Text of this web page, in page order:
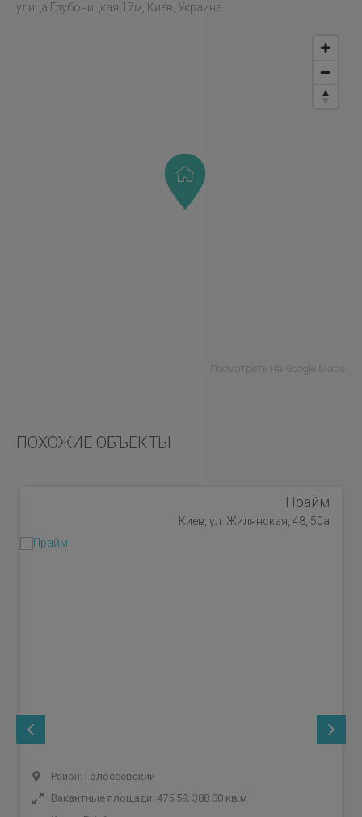
улица Глубочицкая 17м, Киев, Украина
Посмотреть на Google Maps
ПОХОЖИЕ ОБЪЕКТЫ
Прайм
Киев, ул. Жилянская, 48, 50а
Район: Голосеевский
Вакантные площади: 475.59; 388.00 кв.м